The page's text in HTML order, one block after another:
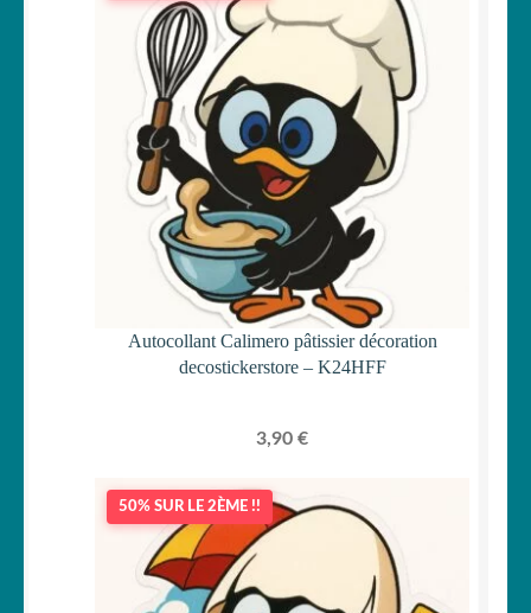
Autocollant Calimero pâtissier décoration
decostickerstore – K24HFF
3,90 €
50% SUR LE 2ÈME !!